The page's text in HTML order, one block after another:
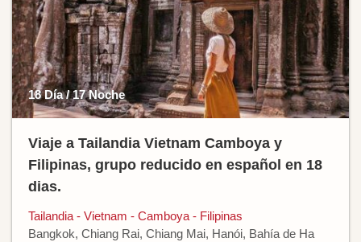
18 Día / 17 Noche
Viaje a Tailandia Vietnam Camboya y
Filipinas, grupo reducido en español en 18
dias.
Tailandia - Vietnam - Camboya - Filipinas
Bangkok, Chiang Rai, Chiang Mai, Hanói, Bahía de Ha